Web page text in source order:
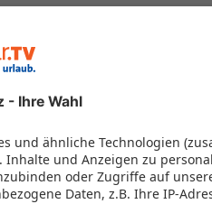
Paket kombiniert werden –